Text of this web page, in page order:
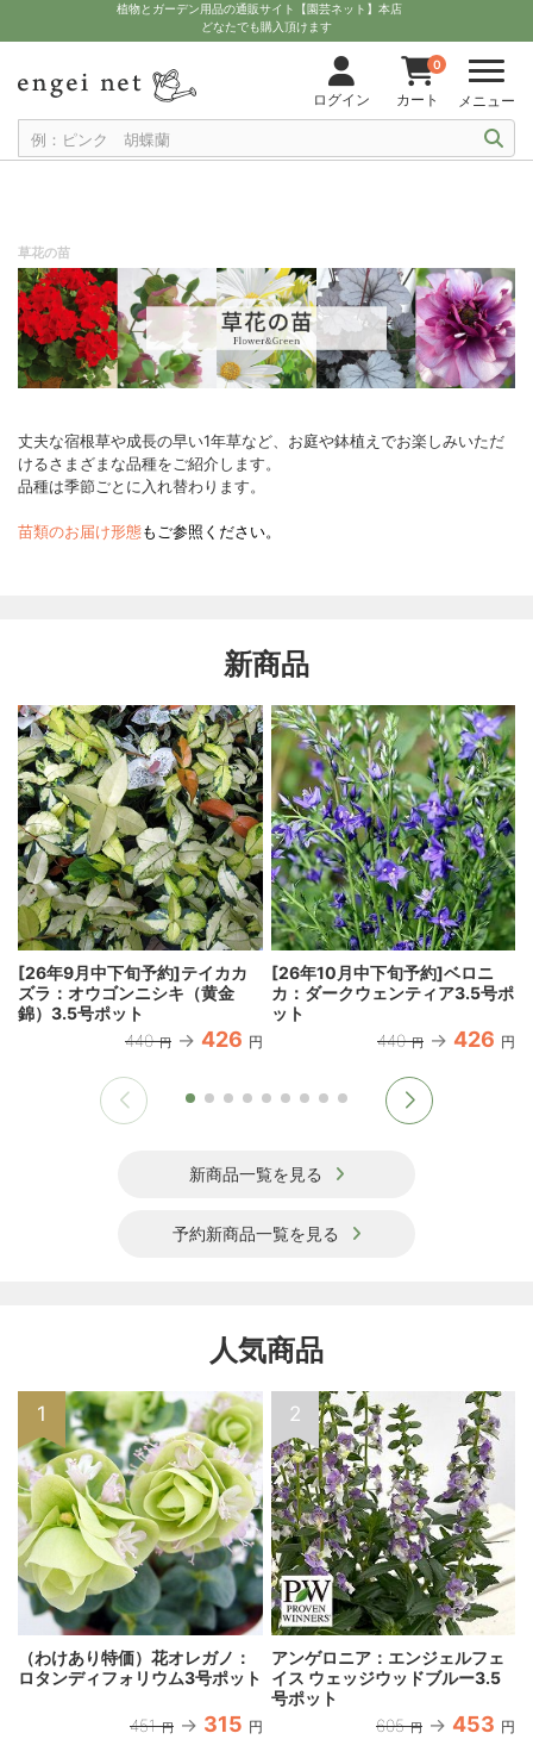
植物とガーデン用品の通販サイト【園芸ネット】本店
どなたでも購入頂けます
ログイン
0
カート メニュー
草花の苗
丈夫な宿根草や成長の早い1年草など、お庭や鉢植えでお楽しみいただ
けるさまざまな品種をご紹介します。
品種は季節ごとに入れ替わります。
苗類のお届け形態もご参照ください。
新商品
[26年9月中下旬予約]テイカカ
ズラ：オウゴンニシキ（黄金
錦）3.5号ポット
440 円 426 円
[26年10月中下旬予約]ベロニ
カ：ダークウェンティア3.5号ポ
ット
440 円 426 円
新商品一覧を見る
予約新商品一覧を見る
人気商品
1
（わけあり特価）花オレガノ：
ロタンディフォリウム3号ポット
451 円 315 円
2
アンゲロニア：エンジェルフェ
イス ウェッジウッドブルー3.5
号ポット
605 円 453 円